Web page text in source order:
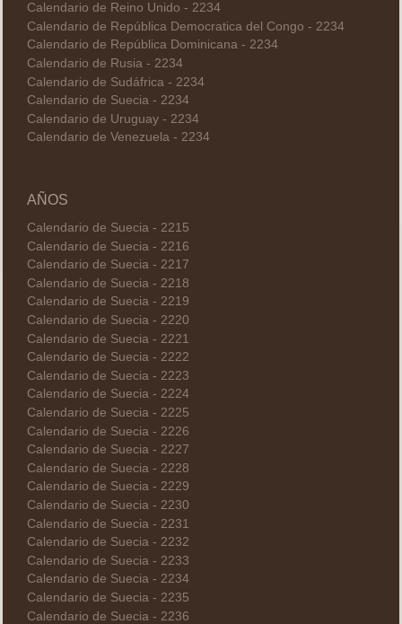
Calendario de Reino Unido - 2234
Calendario de República Democratica del Congo - 2234
Calendario de República Dominicana - 2234
Calendario de Rusia - 2234
Calendario de Sudáfrica - 2234
Calendario de Suecia - 2234
Calendario de Uruguay - 2234
Calendario de Venezuela - 2234
AÑOS
Calendario de Suecia - 2215
Calendario de Suecia - 2216
Calendario de Suecia - 2217
Calendario de Suecia - 2218
Calendario de Suecia - 2219
Calendario de Suecia - 2220
Calendario de Suecia - 2221
Calendario de Suecia - 2222
Calendario de Suecia - 2223
Calendario de Suecia - 2224
Calendario de Suecia - 2225
Calendario de Suecia - 2226
Calendario de Suecia - 2227
Calendario de Suecia - 2228
Calendario de Suecia - 2229
Calendario de Suecia - 2230
Calendario de Suecia - 2231
Calendario de Suecia - 2232
Calendario de Suecia - 2233
Calendario de Suecia - 2234
Calendario de Suecia - 2235
Calendario de Suecia - 2236